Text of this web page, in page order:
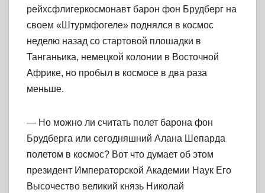
рейхсфлигеркосмонавт барон фон Брудберг на
своем «Штурмфогеле» поднялся в космос
неделю назад со стартовой плошадки в
Танганьика, немецкой колонии в Восточной
Африке, но пробыл в космосе в два раза
меньше.
— Но можно ли считать полет барона фон
Брудберга или сегодняшний Алана Шепарда
полетом в космос? Вот что думает об этом
президент Императорской Академии Наук Его
Высочество великий князь Николай